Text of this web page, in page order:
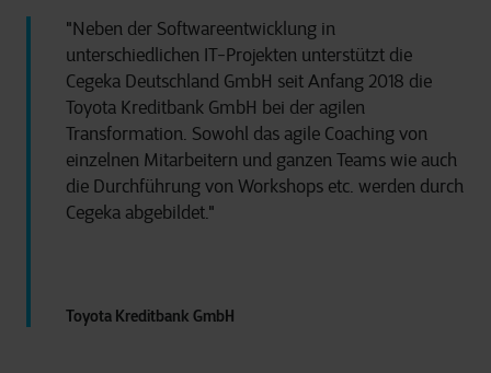
"Neben der Softwareentwicklung in
unterschiedlichen IT-Projekten unterstützt die
Cegeka Deutschland GmbH seit Anfang 2018 die
Toyota Kreditbank GmbH bei der agilen
Transformation. Sowohl das agile Coaching von
einzelnen Mitarbeitern und ganzen Teams wie auch
die Durchführung von Workshops etc. werden durch
Cegeka abgebildet."
Toyota Kreditbank GmbH